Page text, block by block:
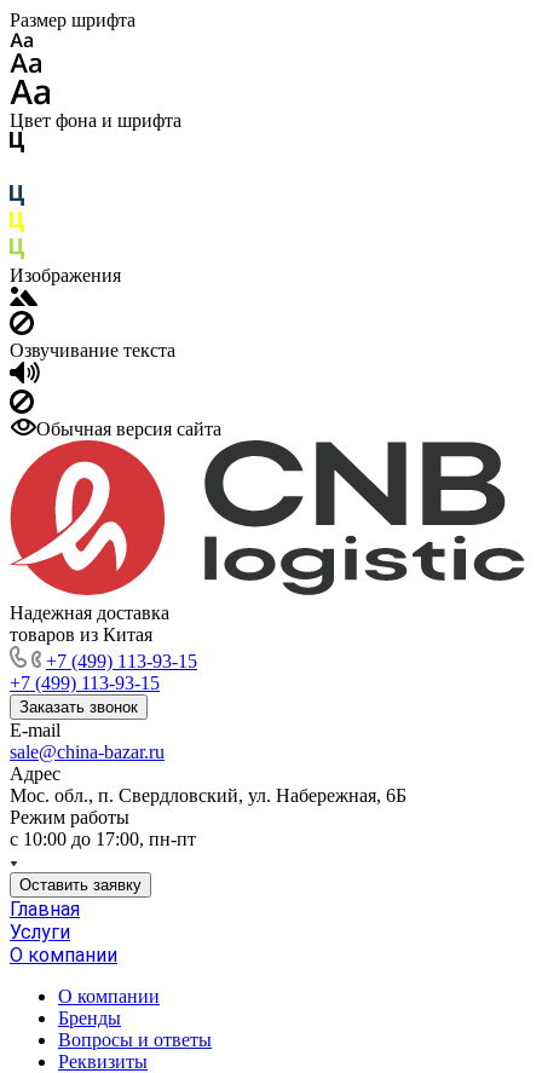
Размер шрифта
Цвет фона и шрифта
Изображения
Озвучивание текста
Обычная версия сайта
Надежная доставка
товаров из Китая
+7 (499) 113-93-15
+7 (499) 113-93-15
Заказать звонок
E-mail
sale@china-bazar.ru
Адрес
Мос. обл., п. Свердловский, ул. Набережная, 6Б
Режим работы
c 10:00 до 17:00, пн-пт
Оставить заявку
Главная
Услуги
О компании
О компании
Бренды
Вопросы и ответы
Реквизиты